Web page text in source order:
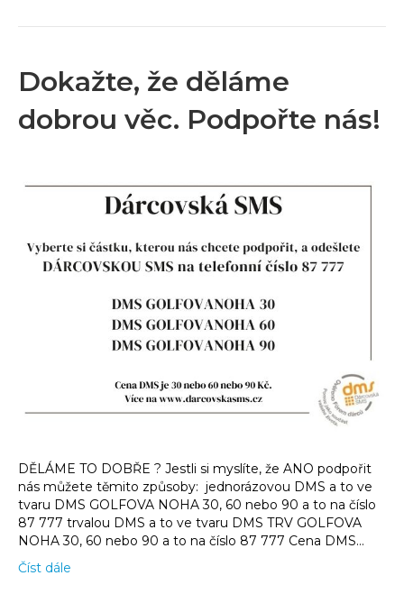
Dokažte, že děláme
dobrou věc. Podpořte nás!
DĚLÁME TO DOBŘE ? Jestli si myslíte, že ANO podpořit
nás můžete těmito způsoby: jednorázovou DMS a to ve
tvaru DMS GOLFOVA NOHA 30, 60 nebo 90 a to na číslo
87 777 trvalou DMS a to ve tvaru DMS TRV GOLFOVA
NOHA 30, 60 nebo 90 a to na číslo 87 777 Cena DMS…
Číst dále